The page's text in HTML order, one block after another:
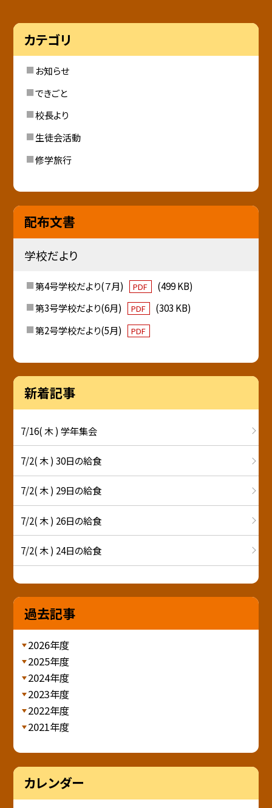
カテゴリ
お知らせ
できごと
校長より
生徒会活動
修学旅行
配布文書
学校だより
第4号学校だより(７月) PDF
(499 KB)
第3号学校だより(6月)
PDF
(303 KB)
第2号学校だより(5月)
PDF
新着記事
7/16( 木 ) 学年集会
7/2( 木 ) 30日の給食
7/2( 木 ) 29日の給食
7/2( 木 ) 26日の給食
7/2( 木 ) 24日の給食
過去記事
2026年度
2025年度
2024年度
2023年度
2022年度
2021年度
カレンダー